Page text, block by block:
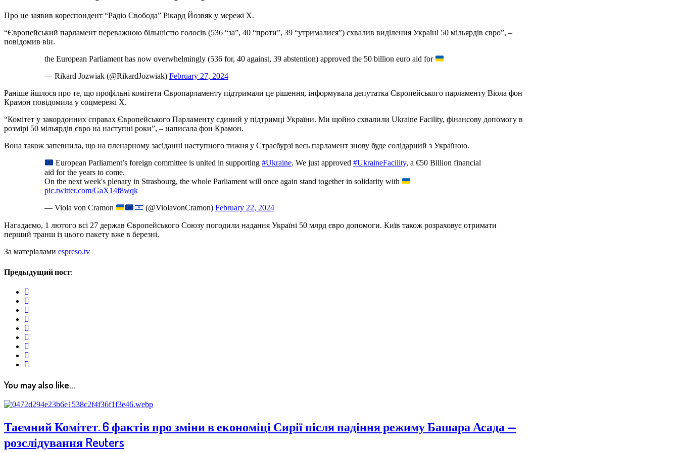
Про це заявив кореспондент “Радіо Свобода” Рікард Йозвяк у мережі Х.
“Європейський парламент переважною більшістю голосів (536 “за”, 40 “проти”, 39 “утрималися”) схвалив виділення Україні 50 мільярдів євро”, –
повідомив він.
the European Parliament has now overwhelmingly (536 for, 40 against, 39 abstention) approved the 50 billion euro aid for
— Rikard Jozwiak (@RikardJozwiak) February 27, 2024
Раніше йшлося про те, що профільні комітети Європарламенту підтримали це рішення, інформувала депутатка Європейського парламенту Віола фон
Крамон повідомила у соцмережі Х.
“Комітет у закордонних справах Європейського Парламенту єдиний у підтримці України. Ми щойно схвалили Ukraine Facility, фінансову допомогу в
розмірі 50 мільярдів євро на наступні роки”, – написала фон Крамон.
Вона також запевнила, що на пленарному засіданні наступного тижня у Страсбурзі весь парламент знову буде солідарний з Україною.
European Parliament’s foreign committee is united in supporting#Ukraine. We just approved#UkraineFacility, a €50 Billion financial
aid for the years to come.
On the next week's plenary in Strasbourg, the whole Parliament will once again stand together in solidarity with
pic.twitter.com/GaX14f8wqk
— Viola von Cramon (@ViolavonCramon) February 22, 2024
Нагадаємо, 1 лютого всі 27 держав Європейського Союзу погодили надання Україні 50 млрд євро допомоги. Київ також розраховує отримати
перший транш із цього пакету вже в березні.
За матеріалами espreso.tv
Предыдущий пост:
You may also like...
Таємний Комітет. 6 фактів про зміни в економіці Сирії після падіння режиму Башара Асада —
розслідування Reuters